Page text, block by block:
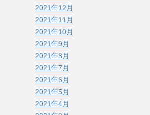
2021年12月
2021年11月
2021年10月
2021年9月
2021年8月
2021年7月
2021年6月
2021年5月
2021年4月